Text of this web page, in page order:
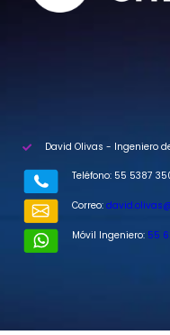
David Olivas - Ingeniero
Teléfono: 55 5387
Correo:
Móvil Ingeniero: 55